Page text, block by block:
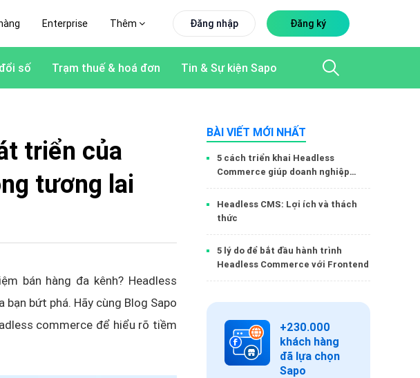
Enterprise Thêm Đăng nhập Đăng ký
số Trạm thuế & hoá đơn Tin & Sự kiện Sapo
BÀI VIẾT MỚI NHẤT
5 cách triển khai Headless
Commerce giúp doanh nghiệp
tăng trưởng mạnh mẽ
Headless CMS: Lợi ích và thách
thức
5 lý do để bắt đầu hành trình
Headless Commerce với Frontend
+230.000
khách hàng
đã lựa chọn
Sapo
triển của
tương lai
bán hàng đa kênh? Headless
bứt phá. Hãy cùng Blog Sapo
commerce để hiểu rõ tiềm